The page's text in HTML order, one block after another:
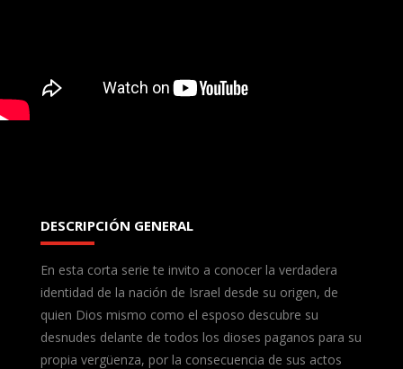
DESCRIPCIÓN GENERAL
En esta corta serie te invito a conocer la verdadera
identidad de la nación de Israel desde su origen, de
quien Dios mismo como el esposo descubre su
desnudes delante de todos los dioses paganos para su
propia vergüenza, por la consecuencia de sus actos